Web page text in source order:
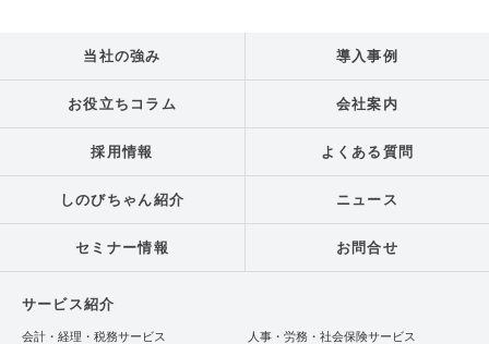
当社の強み 導入事例
お役立ちコラム 会社案内
採用情報 よくある質問
しのびちゃん紹介 ニュース
セミナー情報 お問合せ
サービス紹介
会計・経理・税務サービス 人事・労務・社会保険サービス